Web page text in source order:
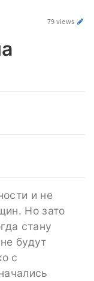
79 views
и не
Но зато
стану
будут
с